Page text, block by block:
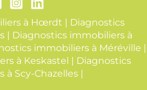
à Hœrdt | Diagnostics
| Diagnostics immobiliers à
immobiliers à Méréville |
à Keskastel | Diagnostics
à Scy-Chazelles |